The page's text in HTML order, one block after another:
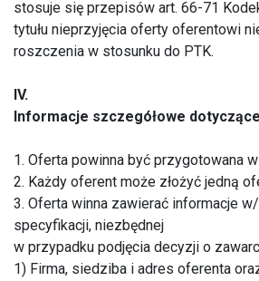
stosuje się przepisów art. 66-71
tytułu nieprzyjęcia oferty oferentowi
roszczenia w stosunku do PTK.
IV.
Informacje szczegółowe
1. Oferta powinna być przygotowana
2. Każdy oferent może złożyć jedną
3. Oferta winna zawierać informacje
specyfikacji, niezbędnej
w przypadku podjęcia decyzji o
1) Firma, siedziba i adres oferenta